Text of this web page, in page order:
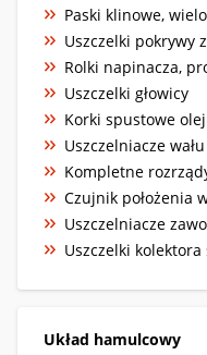
Paski klinowe,
Uszczelki pokrywy
Rolki napinacza,
Uszczelki głowicy
Korki spustowe
Uszczelniacze
Kompletne
Czujnik położenia
Uszczelniacze
Uszczelki kolektora
Układ hamulcowy